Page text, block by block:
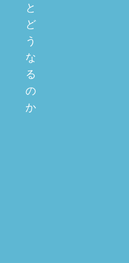
と
ど
う
な
る
の
か